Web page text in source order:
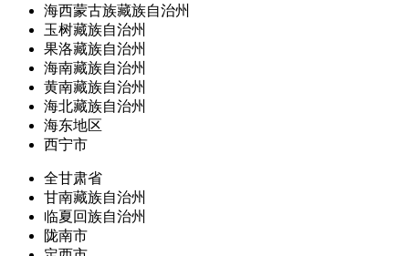
海西蒙古族藏族自治州
玉树藏族自治州
果洛藏族自治州
海南藏族自治州
黄南藏族自治州
海北藏族自治州
海东地区
西宁市
全甘肃省
甘南藏族自治州
临夏回族自治州
陇南市